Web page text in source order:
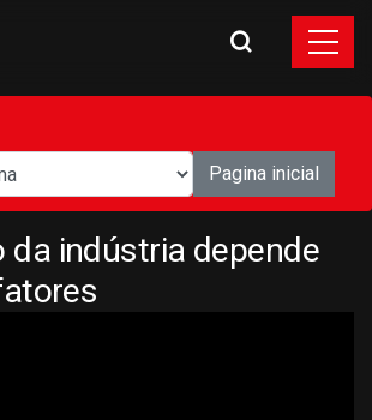
Pagina inicial
da indústria depende